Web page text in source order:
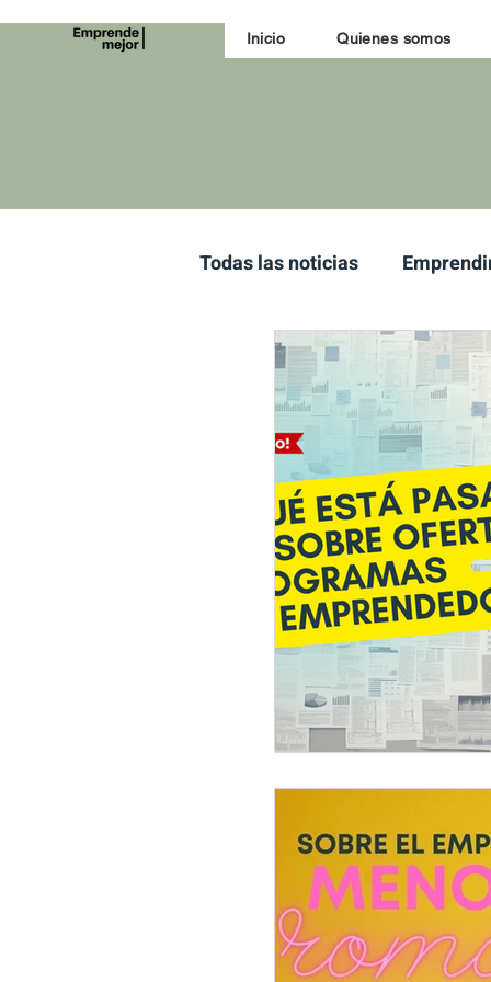
Inicio Quienes somos
Todas las noticias
convocatoria becas